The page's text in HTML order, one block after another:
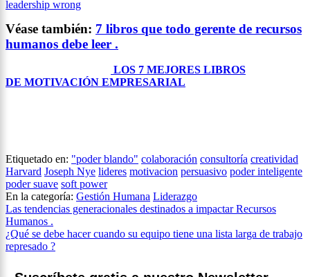
leadership wrong
Véase también: 7 libros que todo gerente de recursos
humanos debe leer .
LOS 7 MEJORES LIBROS
DE MOTIVACIÓN EMPRESARIAL
Etiquetado en: "poder blando" colaboración consultoría creatividad
Harvard Joseph Nye lideres motivacion persuasivo poder inteligente
poder suave soft power
En la categoría: Gestión Humana Liderazgo
Navegación
de
entradas
Las tendencias generacionales destinados a impactar Recursos
Humanos .
¿Qué se debe hacer cuando su equipo tiene una lista larga de trabajo
represado ?